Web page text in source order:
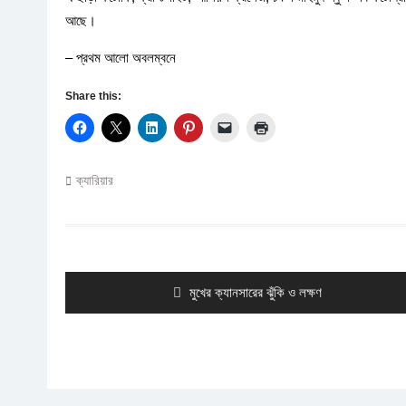
আছে।
– প্রথম আলো অবলম্বনে
Share this:
ক্যারিয়ার
Previous
post:
মুখের ক্যানসারের ঝুঁকি ও লক্ষণ